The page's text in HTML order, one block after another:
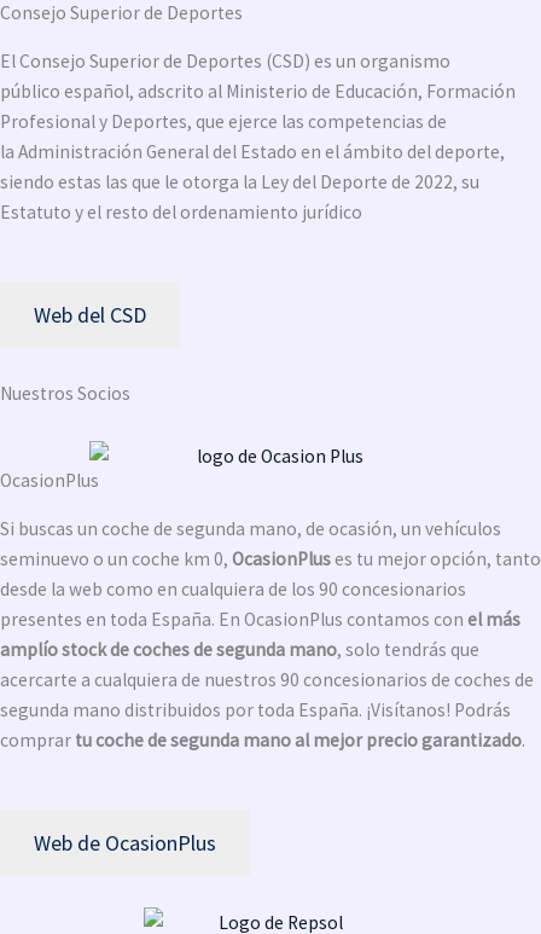
Consejo Superior de Deportes
El Consejo Superior de Deportes (CSD) es un organismo
público español, adscrito al Ministerio de Educación, Formación
Profesional y Deportes, que ejerce las competencias de
la Administración General del Estado en el ámbito del deporte,
siendo estas las que le otorga la Ley del Deporte de 2022, su
Estatuto y el resto del ordenamiento jurídico
Web del CSD
Nuestros Socios
OcasionPlus
Si buscas un coche de segunda mano, de ocasión, un vehículos
seminuevo o un coche km 0, OcasionPluses tu mejor opción, tanto
desde la web como en cualquiera de los 90 concesionarios
presentes en toda España. En OcasionPlus contamos con el más
amplío stock de coches de segunda mano, solo tendrás que
acercarte a cualquiera de nuestros 90 concesionarios de coches de
segunda mano distribuidos por toda España. ¡Visítanos! Podrás
comprar tu coche de segunda mano al mejor precio garantizado.
Web de OcasionPlus